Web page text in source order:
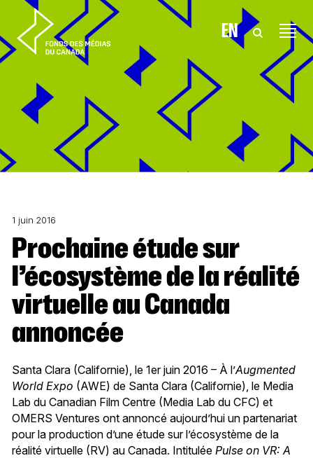
Aller au contenu EN
1 juin 2016
Prochaine étude sur
l’écosystème de la réalité
virtuelle au Canada
annoncée
Santa Clara (Californie), le 1er juin 2016 – À l’Augmented
World Expo (AWE) de Santa Clara (Californie), le Media
Lab du Canadian Film Centre (Media Lab du CFC) et
OMERS Ventures ont annoncé aujourd’hui un partenariat
pour la production d’une étude sur l’écosystème de la
réalité virtuelle (RV) au Canada. Intitulée Pulse on VR: A